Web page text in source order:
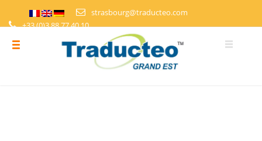
strasbourg@traducteo.com
+33 (0)3 88 77 40 10
DEMANDE DE DEVIS
ESPACE PERSONNEL